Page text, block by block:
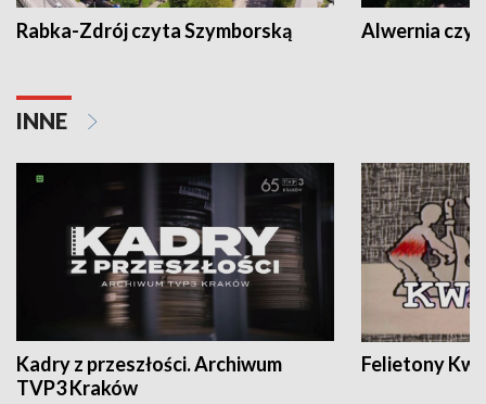
Rabka-Zdrój czyta Szymborską Alwernia
INNE
Kadry z przeszłości. Archiwum
TVP3 Kraków
Felietony